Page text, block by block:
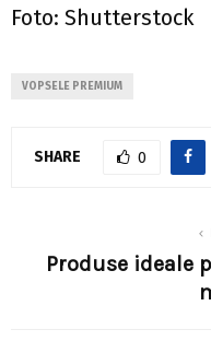
Foto: Shutterstock
VOPSELE PREMIUM
SHARE 0
Produse ideale